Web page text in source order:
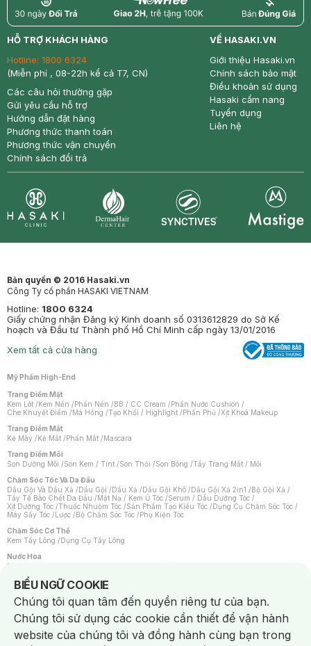
return nowfree price
HỖ TRỢ KHÁCH HÀNG
Hotline: 1800 6324
(Miễn phí , 08-22h kể cả T7, CN)
Các câu hỏi thường gặp
Gửi yêu cầu hỗ trợ
Hướng dẫn đặt hàng
Phương thức thanh toán
Phương thức vận chuyển
Chính sách đổi trả
VỀ HASAKI.VN
Giới thiệu Hasaki.vn
Chính sách bảo mật
Điều khoản sử dụng
Hasaki cẩm nang
Tuyển dụng
Liên hệ
Bản quyền © 2016 Hasaki.vn
Công Ty cổ phần HASAKI VIETNAM
Hotline: 1800 6324
Giấy chứng nhận Đăng ký Kinh doanh số 0313612829 do Sở Kế
hoạch và Đầu tư Thành phố Hồ Chí Minh cấp ngày 13/01/2016
Xem tất cả cửa hàng
Mỹ Phẩm High-End
Trang Điểm Mặt
Kem Lót /Kem Nền /Phấn Nền /BB / CC Cream /Phấn Nước Cushion /
Che Khuyết Điểm /Má Hồng /Tạo Khối / Highlight /Phấn Phủ /Xịt Khoá Makeup
Trang Điểm Mắt
Kẻ Mày /Kẻ Mắt /Phấn Mắt /Mascara
Trang Điểm Môi
Son Dưỡng Môi /Son Kem / Tint /Son Thỏi /Son Bóng /Tẩy Trang Mắt / Môi
Chăm Sóc Tóc Và Da Đầu
Dầu Gội Và Dầu Xả /Dầu Gội /Dầu Xả /Dầu Gội Khô /Dầu Gội Xả 2in1 /Bộ Gội Xả /
Tẩy Tế Bào Chết Da Đầu /Mặt Nạ / Kem Ủ Tóc /Serum / Dầu Dưỡng Tóc /
Xịt Dưỡng Tóc /Thuốc Nhuộm Tóc /Sản Phẩm Tạo Kiểu Tóc /Dụng Cụ Chăm Sóc Tóc /
Máy Sấy Tóc /Lược /Bộ Chăm Sóc Tóc /Phụ Kiện Tóc
Chăm Sóc Cơ Thể
Kem Tẩy Lông /Dụng Cụ Tẩy Lông
Nước Hoa
Nước Hoa Nữ
Chăm Sóc Cá Nhân
Chống Muỗi /Khẩu Trang /Máy Massage/Mặt Nạ Xông Hơi /Nước Rửa Tay/
Sản Phẩm Chăm Sóc Khác /Bàn Chải Đánh Răng /Bàn Chải Điện/
Hỗ Trợ Trắng Răng/Kem Đánh Răng /Máy Tăm Nước/ Nước Súc Miệng/
Tăm / Chỉ Nha Khoa/ Xịt Thơm Miệng / Dung Dịch Vệ Sinh/Dưỡng Vùng Kín/
Khăn Ướt Vệ Sinh Vùng Kín/Băng Vệ Sinh/Tampon/Bọt Cạo Râu /Dao Cạo Râu/
Máy Cạo Râu
BIỂU NGỮ COOKIE
Notice about cookies usage
Chúng tôi quan tâm đến quyền riêng tư của bạn.
Chúng tôi sử dụng các cookie cần thiết để vận hành
website của chúng tôi và đồng hành cùng bạn trong